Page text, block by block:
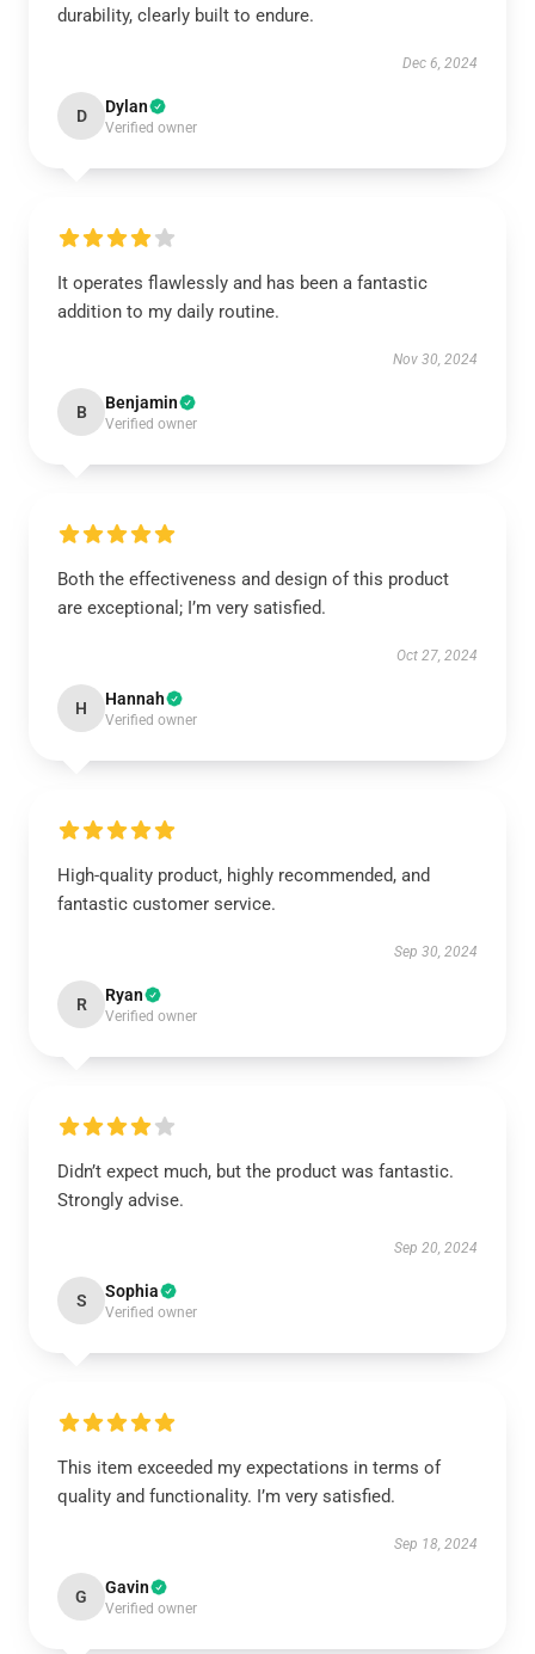
durability, clearly built to endure.
Dec 6, 2024
D Dylan
Verified owner
It operates flawlessly and has been a fantastic
addition to my daily routine.
Nov 30, 2024
B Benjamin
Verified owner
Both the effectiveness and design of this product
are exceptional; I’m very satisfied.
Oct 27, 2024
H Hannah
Verified owner
High-quality product, highly recommended, and
fantastic customer service.
Sep 30, 2024
R Ryan
Verified owner
Didn’t expect much, but the product was fantastic.
Strongly advise.
Sep 20, 2024
S Sophia
Verified owner
This item exceeded my expectations in terms of
quality and functionality. I’m very satisfied.
Sep 18, 2024
G Gavin
Verified owner